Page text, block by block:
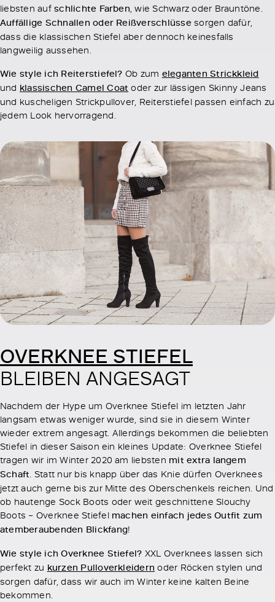
liebsten aufschlichte Farben, wie Schwarz oder Brauntöne.
Auffällige Schnallen oder Reißverschlüssesorgen dafür,
dass die klassischen Stiefel aber dennoch keinesfalls
langweilig aussehen.
Wie style ich Reiterstiefel? Ob zum eleganten Strickkleid
und klassischen Camel Coat oder zur lässigen Skinny Jeans
und kuscheligen Strickpullover, Reiterstiefel passen einfach zu
jedem Look hervorragend.
OVERKNEE STIEFEL
BLEIBEN ANGESAGT
Nachdem der Hype um Overknee Stiefel im letzten Jahr
langsam etwas weniger wurde, sind sie in diesem Winter
wieder extrem angesagt. Allerdings bekommen die beliebten
Stiefel in dieser Saison ein kleines Update: Overknee Stiefel
tragen wir im Winter 2020 am liebsten mit extra langem
Schaft. Statt nur bis knapp über das Knie dürfen Overknees
jetzt auch gerne bis zur Mitte des Oberschenkels reichen. Und
ob hautenge Sock Boots oder weit geschnittene Slouchy
Boots – Overknee Stiefel machen einfach jedes Outfit zum
atemberaubenden Blickfang!
Wie style ich Overknee Stiefel? XXL Overknees lassen sich
perfekt zu kurzen Pulloverkleidern oder Röcken stylen und
sorgen dafür, dass wir auch im Winter keine kalten Beine
bekommen.